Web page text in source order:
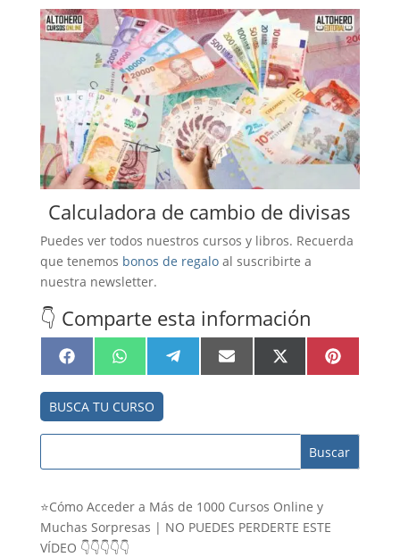
Calculadora de cambio de divisas
Puedes ver todos nuestros cursos y libros. Recuerda
que tenemos bonos de regaloal suscribirte a
nuestra newsletter.
👇 Comparte esta información
Compartir
en
FacebookCompartir
en
WhatsAppCompartir
en
TelegramCompartir
en
Email Compartir
en
X
(Twitter)
Compartir
en
Pinterest
BUSCA TU CURSO
⭐Cómo Acceder a Más de 1000 Cursos Online y
Muchas Sorpresas | NO PUEDES PERDERTE ESTE
VÍDEO 👇👇👇👇👇